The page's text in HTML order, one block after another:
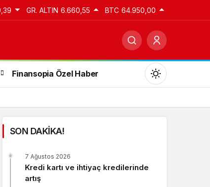
GR. ALTIN 6.660,55 BTC 64.950,00
Finansopia Özel Haber
Gündüz modunu seçin.
SON DAKİKA!
Kredi kartı ve ihtiyaç kredilerinde
artış
7 Ağustos 2026